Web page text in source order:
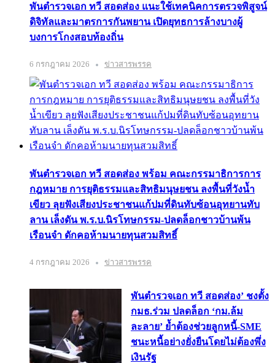
พันตำรวจเอก ทวี สอดส่อง แนะใช้เทคนิคการตรวจพิสูจน์
ดิจิทัลและมาตรการกันพยาน เปิดยุทธการล้างบางผู้
บงการโกงสอบท้องถิ่น
6 กรกฎาคม 2026 ข่าวสารพรรค
พันตำรวจเอก ทวี สอดส่อง พร้อม คณะกรรมาธิการการ
กฎหมาย การยุติธรรมและสิทธิมนุษยชน ลงพื้นที่วังน้ำ
เขียว ลุยฟังเสียงประชาชนแก้ปมที่ดินทับซ้อนอุทยานทับ
ลาน เล็งดัน พ.ร.บ.นิรโทษกรรม-ปลดล็อกชาวบ้านพ้น
เรือนจำ ดักคอห้ามนายทุนสวมสิทธิ์
4 กรกฎาคม 2026 ข่าวสารพรรค
พันตำรวจเอก ทวี สอดส่อง’ ชงตั้ง
กมธ.ร่วม ปลดล็อก ‘กม.ล้ม
ละลาย’ ย้ำต้องช่วยลูกหนี้-SME
ชนะหนี้อย่างยั่งยืนโดยไม่ต้องพึ่ง
เงินรัฐ